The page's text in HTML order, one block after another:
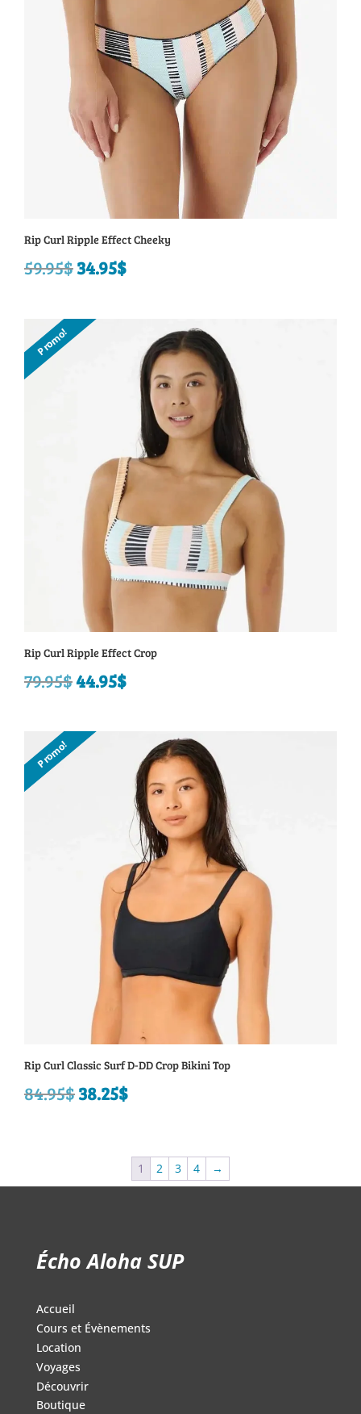
Rip Curl Ripple Effect Cheeky
59.95$Le
initial
34.95$
actuel
est :
34.95$.
Promo!
Rip Curl Ripple Effect Crop
79.95$Le
initial
44.95$
actuel
est :
44.95$.
Promo!
Rip Curl Classic Surf D-DD Crop Bikini Top
84.95$Le
était :
38.25$
actuel
est :
1 2 3 4 →
Écho Aloha SUP
Accueil
Cours et Évènements
Location
Voyages
Découvrir
Boutique